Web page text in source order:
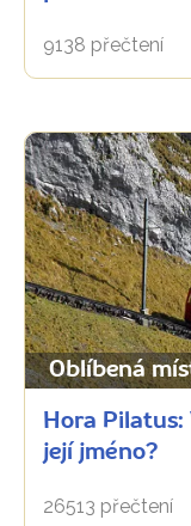
9138 přečtení
Oblíbená
Hora
její jméno?
26513 přečtení